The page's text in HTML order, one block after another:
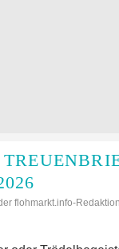
flohmarkt.info-